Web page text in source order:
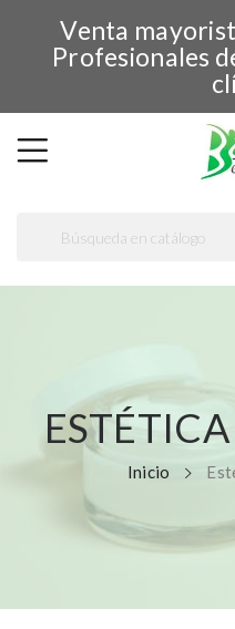
Venta
Profesionales
Inicio